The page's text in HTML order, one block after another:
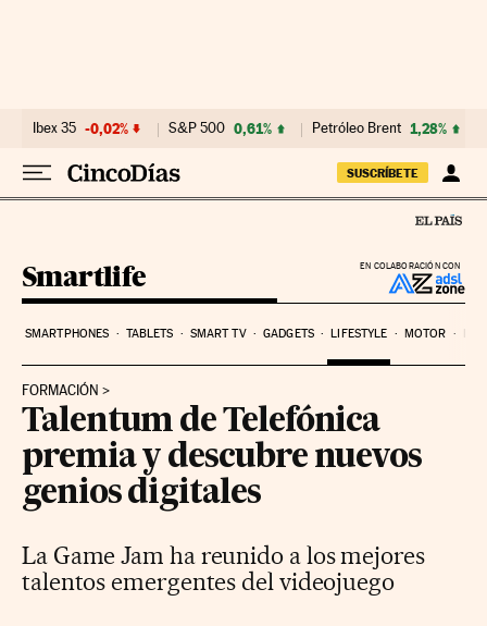
Ibex 35 -0,02% S&P 500 0,61% Petróleo Brent 1,28%
SUSCRÍBETE
EN COLABORACIÓN CON
Smartlife
SMARTPHONES TABLETS SMART TV GADGETS LIFESTYLE MOTOR
FORMACIÓN
Talentum de Telefónica
premia y descubre nuevos
genios digitales
La Game Jam ha reunido a los mejores
talentos emergentes del videojuego